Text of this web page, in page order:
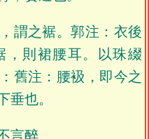
謂之裾。郭注：衣後
，則裙腰耳。以珠綴
舊注：腰衱，即今之
垂也。
言醉。